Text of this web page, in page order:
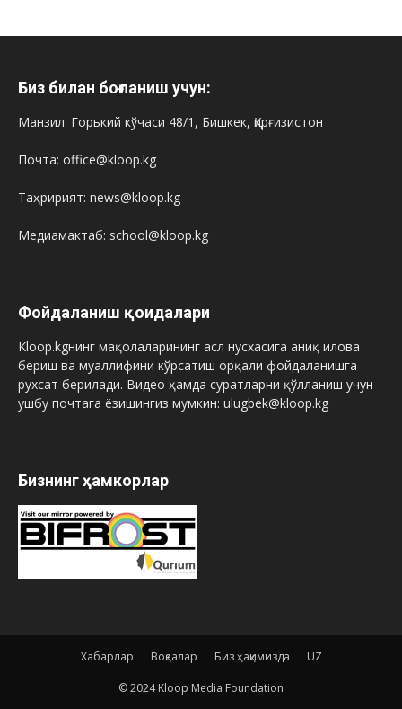
Биз билан боғланиш учун:
Манзил: Горький кўчаси 48/1, Бишкек, Қирғизистон
Почта: office@kloop.kg
Таҳририят: news@kloop.kg
Медиамактаб: school@kloop.kg
Фойдаланиш қоидалари
Kloop.kgнинг мақолаларининг асл нусхасига аниқ илова
бериш ва муаллифини кўрсатиш орқали фойдаланишга
рухсат берилади. Видео ҳамда суратларни қўлланиш учун
ушбу почтага ёзишингиз мумкин: ulugbek@kloop.kg
Бизнинг ҳамкорлар
Хабарлар Воқеалар Биз ҳақимизда UZ
© 2024 Kloop Media Foundation